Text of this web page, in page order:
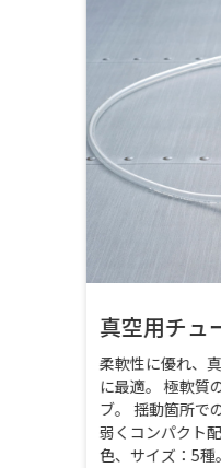
真空用チュ
柔軟性に優れ、
に最適。 極軟質
ブ。 揺動箇所で
弱くコンパクト
色、サイズ：5種。